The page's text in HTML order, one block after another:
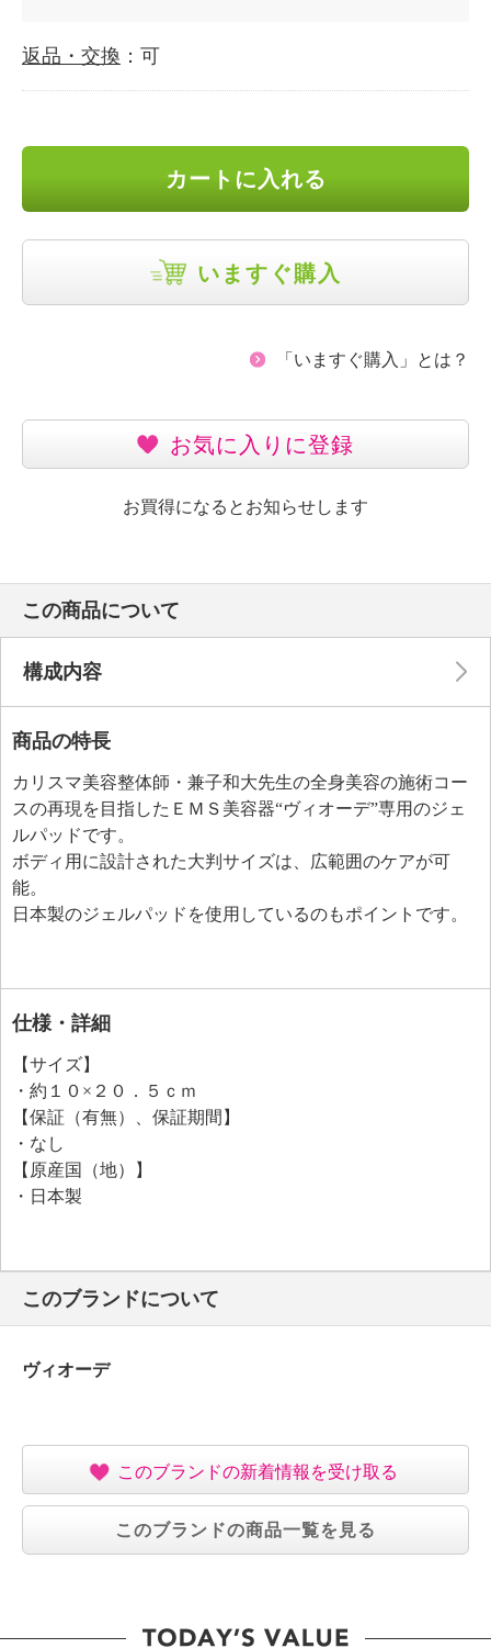
返品・交換 ：可
カートに入れる
いますぐ購入
「いますぐ購入」とは？
お気に入りに登録
お買得になるとお知らせします
この商品について
構成内容
商品の特長
カリスマ美容整体師・兼子和大先生の全身美容の施術コー
スの再現を目指したＥＭＳ美容器“ヴィオーデ”専用のジェ
ルパッドです。
ボディ用に設計された大判サイズは、広範囲のケアが可
能。
日本製のジェルパッドを使用しているのもポイントです。
仕様・詳細
【サイズ】
・約１０×２０．５ｃｍ
【保証（有無）、保証期間】
・なし
【原産国（地）】
・日本製
このブランドについて
ヴィオーデ
このブランドの新着情報を受け取る
このブランドの商品一覧を見る